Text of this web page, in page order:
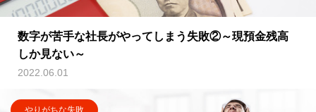
数字が苦手な社長がやってしまう失敗②～現預金残高
しか見ない～
2022.06.01
やりがちな失敗